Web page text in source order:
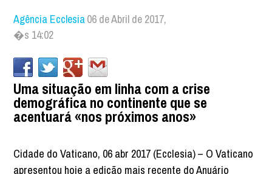
Agência Ecclesia06 de Abril de 2017,
�s 14:02
Uma situação em linha com a crise
demográfica no continente que se
acentuará «nos próximos anos»
Cidade do Vaticano, 06 abr 2017 (Ecclesia) – O Vaticano
apresentou hoje a edição mais recente do Anuário